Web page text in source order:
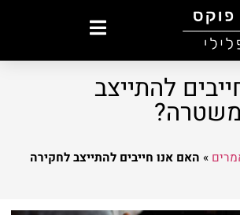
להתייצב
» האם אנו חייבים להתייצב לחקירה